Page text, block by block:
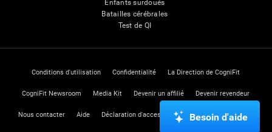
Enfants surdoués
Batailles cérébrales
Test de QI
Conditions d'utilisation Confidentialité La Direction de CogniFit
CogniFit Newsroom Media Kit Devenir un affilié Devenir revendeur
Nous contacter Aide Déclaration d'accessibilité Centre de Confiance
Besoin d'aide